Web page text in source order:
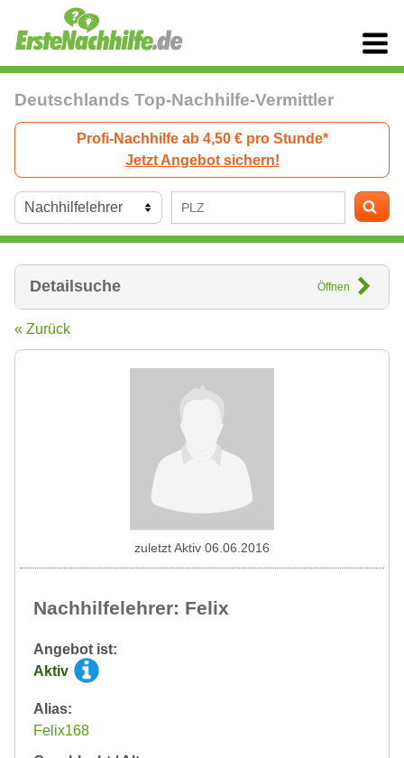
Deutschlands Top-Nachhilfe-Vermittler
Profi-Nachhilfe ab 4,50 € pro Stunde*
Jetzt Angebot sichern!
Detailsuche Öffnen
« Zurück
Nachhilfelehrer: Felix
Angebot ist:
Aktiv
Alias:
Felix168
zuletzt Aktiv 06.06.2016